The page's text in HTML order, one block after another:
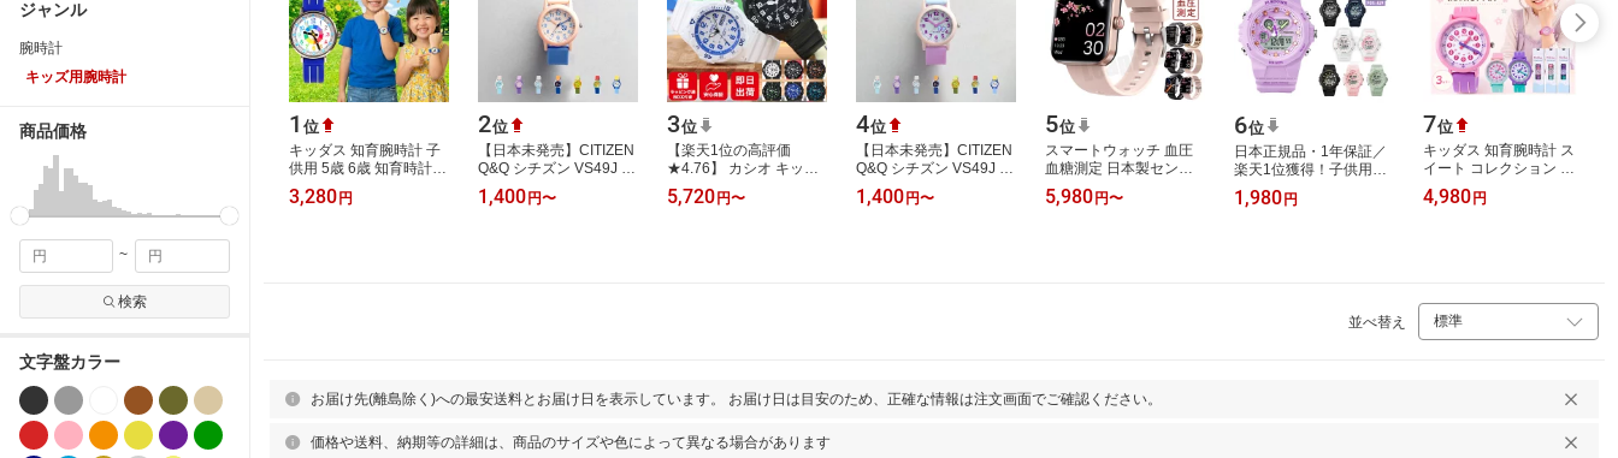
ジャンル
腕時計
キッズ用腕時計
商品価格
~
検索
文字盤カラー
1 位
キッダス 知育腕時計 子
供用 5歳 6歳 知育時計
キッズ腕時計 子ども 子
供用腕時計 アナログ 防
3,280 円
2位
【日本未発売】CITIZEN
Q&Q シチズン VS49J 腕
時計 時計 ブランド キッ
ズ 逆輸入 チープシチズ
1,400 円〜
3位
【楽天1位の高評価
★4.76】 カシオ キッズ
腕時計 超軽量 時計 腕時
計 キッズウォッチ キッ
5,720 円〜
4位
【日本未発売】CITIZEN
Q&Q シチズン VS49J 腕
時計 時計 ブランド キッ
ズ 子供 男の子 女の子 逆
1,400 円〜
5位
スマートウォッチ 血圧
血糖測定 日本製センサ
ー 睡眠検測 音楽制御 高
精度 体温 着信通知 1.91
5,980 円〜
6位
日本正規品・1年保証／
楽天1位獲得！子供用キ
ッズ 腕時計 PINDOWS
キッズデジタルウォッチ
1,980円
7位
キッダス 知育腕時計 ス
イート コレクション 子
供用 腕時計 アナログ時
計 キッズ 時計 女の子 小
4,980 円
並べ替え
お届け先(離島除く)への最安送料とお届け日を表示しています。 お届け日は目安のため、正確な情報は注文画面でご確認ください。
価格や送料、納期等の詳細は、商品のサイズや色によって異なる場合があります